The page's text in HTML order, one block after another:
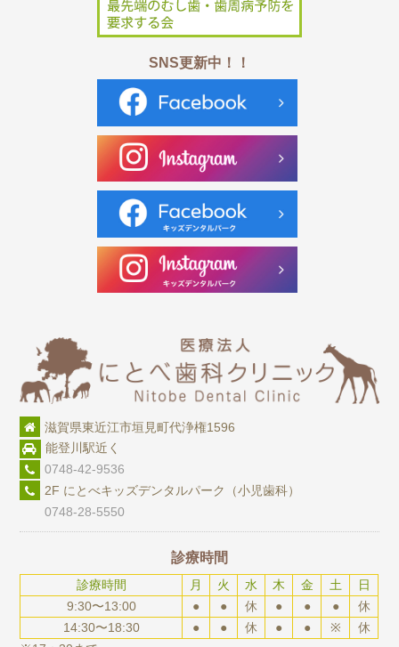
SNS更新中！！
滋賀県東近江市垣見町代浄権1596
能登川駅近く
0748-42-9536
2F にとべキッズデンタルパーク（小児歯科）
0748-28-5550
診療時間
診療時間 月 火 水 木 金 土
日
9:30〜13:00
● ● 休 ● ● ●
休
14:30〜18:30
● ● 休 ● ● ※
休